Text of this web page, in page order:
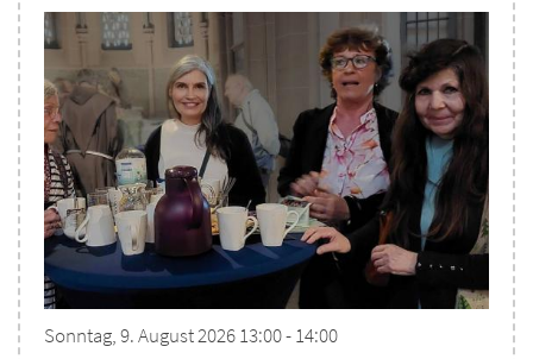
Sonntag, 9. August 2026 13:00 - 14:00